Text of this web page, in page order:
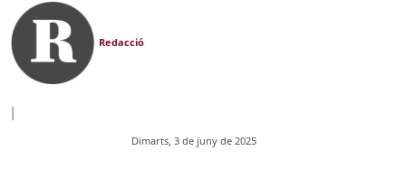
Redacció
|
Dimarts, 3 de juny de 2025